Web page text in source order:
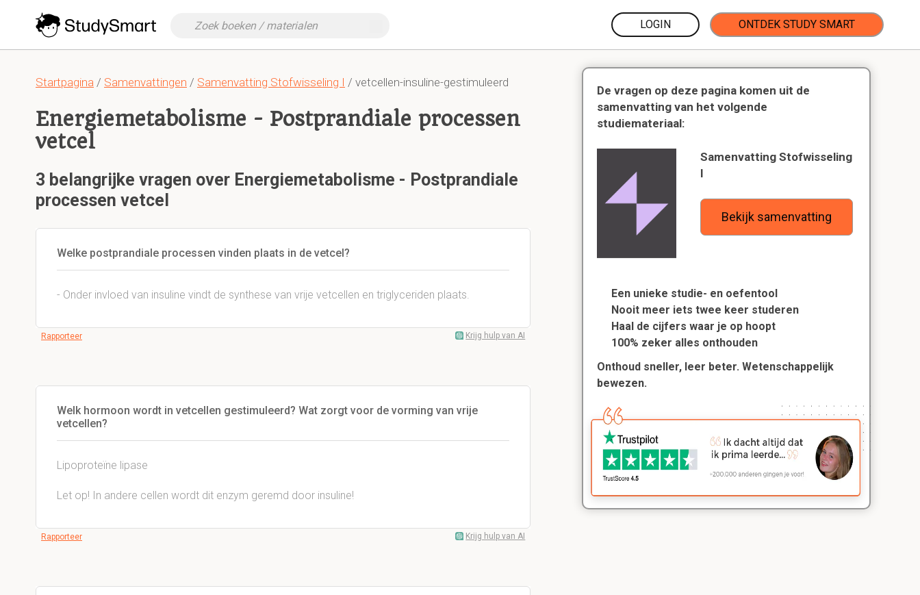
LOGIN ONTDEK STUDY SMART
Startpagina / Samenvattingen / Samenvatting Stofwisseling I / vetcellen-insuline-gestimuleerd
Energiemetabolisme - Postprandiale processen
vetcel
3 belangrijke vragen over Energiemetabolisme - Postprandiale
processen vetcel
Welke postprandiale processen vinden plaats in de vetcel?
- Onder invloed van insuline vindt de synthese van vrije vetcellen en triglyceriden plaats.
Rapporteer Krijg hulp van AI
Welk hormoon wordt in vetcellen gestimuleerd? Wat zorgt voor de vorming van vrije
vetcellen?
Lipoproteïne lipase
Let op! In andere cellen wordt dit enzym geremd door insuline!
Rapporteer Krijg hulp van AI
De vragen op deze pagina komen uit de
samenvatting van het volgende
studiemateriaal:
Samenvatting Stofwisseling
I
Bekijk samenvatting
Een unieke studie- en oefentool
Nooit meer iets twee keer studeren
Haal de cijfers waar je op hoopt
100% zeker alles onthouden
Onthoud sneller, leer beter. Wetenschappelijk
bewezen.